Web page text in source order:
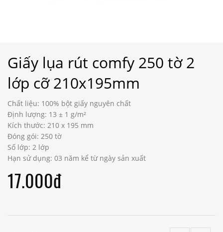
Giấy lụa rút comfy 250 tờ 2
lớp cỡ 210x195mm
Chất liệu: 100% bột giấy nguyên chất
Định lượng: 13 ± 1 g/m²
Kích thước: 210 x 195 mm
Đóng gói: 250 tờ
Số lớp: 2 lớp
Hạn sử dụng: 03 năm kể từ ngày sản xuất
17.000đ